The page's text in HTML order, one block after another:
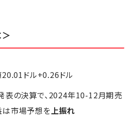
ドル+0.26ドル
表の決算で、2024年10-12月期売
は市場予想を上振れ